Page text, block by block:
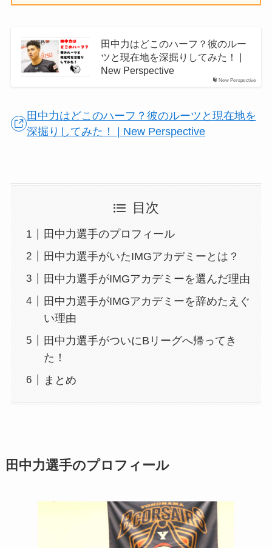
New Perspective
田中力はどこのハーフ？彼のルー
ツと現在地を深掘りしてみた！ |
New Perspective
田中力はどこのハーフ？彼のルーツと現在地を
深掘りしてみた！ | New Perspective
目次
田中力選手のプロフィール
田中力選手がいたIMGアカデミーとは？
田中力選手がIMGアカデミーを選んだ理由
田中力選手がIMGアカデミーを辞めたえぐ
い理由
田中力選手がついにBリーグへ帰ってき
た！
まとめ
田中力選手のプロフィール